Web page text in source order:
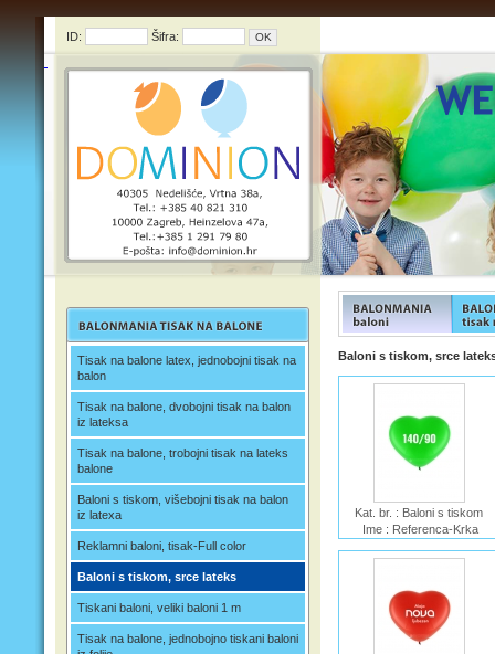
ID: Šifra:
Tisak na balone latex, jednobojni tisak na
balon
Tisak na balone, dvobojni tisak na balon
iz lateksa
Tisak na balone, trobojni tisak na lateks
balone
Baloni s tiskom, višebojni tisak na balon
iz latexa
Reklamni baloni, tisak-Full color
Baloni s tiskom, srce lateks
Tiskani baloni, veliki baloni 1 m
Tisak na balone, jednobojno tiskani baloni
Baloni s tiskom, srce
Kat. br. : Baloni s tiskom
Ime : Referenca-Krka